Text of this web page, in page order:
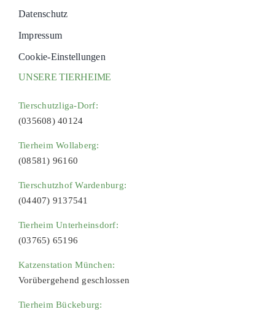
Datenschutz
Impressum
Cookie-Einstellungen
UNSERE TIERHEIME
Tierschutzliga-Dorf:
(035608) 40124
Tierheim Wollaberg:
(08581) 96160
Tierschutzhof Wardenburg:
(04407) 9137541
Tierheim Unterheinsdorf:
(03765) 65196
Katzenstation München:
Vorübergehend geschlossen
Tierheim Bückeburg: